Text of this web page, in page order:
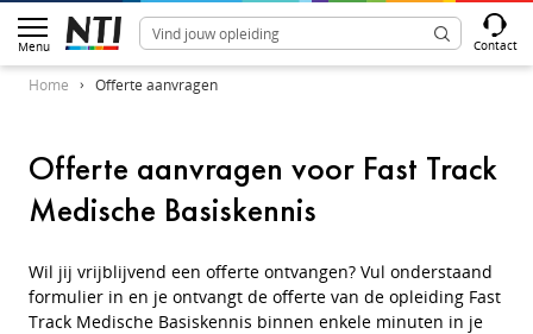
Menu Contact
Home Offerte aanvragen
Offerte aanvragen voor Fast Track
Medische Basiskennis
Wil jij vrijblijvend een offerte ontvangen? Vul onderstaand
formulier in en je ontvangt de offerte van de opleiding Fast
Track Medische Basiskennis binnen enkele minuten in je